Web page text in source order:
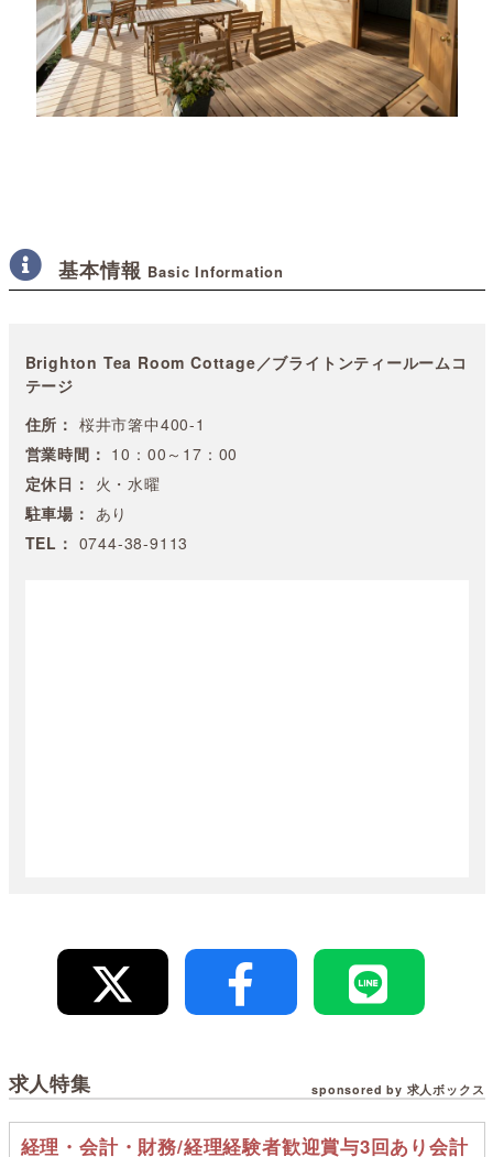
基本情報 Basic Information
Brighton Tea Room Cottage／ブライトンティールームコ
テージ
住所： 桜井市箸中400-1
営業時間： 10：00～17：00
定休日： 火・水曜
駐車場： あり
TEL： 0744-38-9113
求人特集 sponsored by 求人ボックス
経理・会計・財務/経理経験者歓迎賞与3回あり会計